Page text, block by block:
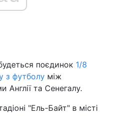
поєдинок 1/8
з футболу між
Англії та Сенегалу.
"Ель-Байт" в місті